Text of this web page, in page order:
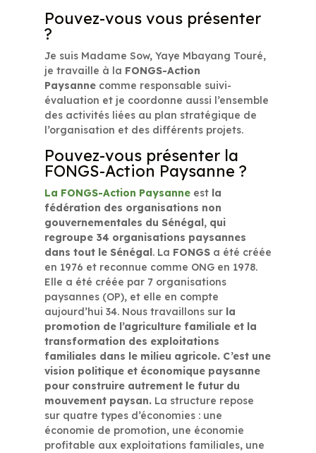
Pouvez-vous vous présenter
?
Je suis Madame Sow, Yaye Mbayang Touré,
je travaille à la FONGS-Action
Paysanne comme responsable suivi-
évaluation et je coordonne aussi l’ensemble
des activités liées au plan stratégique de
l’organisation et des différents projets.
Pouvez-vous présenter la
FONGS-Action Paysanne ?
La FONGS-Action Paysanneest la
fédération des organisations non
gouvernementales du Sénégal, qui
regroupe 34 organisations paysannes
dans tout le Sénégal . La FONGSa été créée
en 1976 et reconnue comme ONG en 1978.
Elle a été créée par 7 organisations
paysannes (OP), et elle en compte
aujourd’hui 34. Nous travaillons sur la
promotion de l’agriculture familiale et la
transformation des exploitations
familiales dans le milieu agricole. C’est une
vision politique et économique paysanne
pour construire autrement le futur du
mouvement paysan. La structure repose
sur quatre types d’économies : une
économie de promotion, une économie
profitable aux exploitations familiales, une